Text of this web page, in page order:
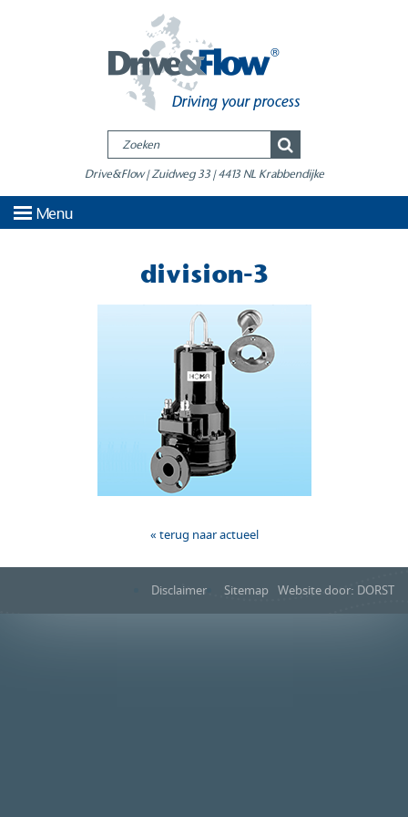
Drive&Flow | Zuidweg 33 | 4413 NL Krabbendijke
Menu
division-3
« terug naar actueel
Website door: DORST
Sitemap
Disclaimer